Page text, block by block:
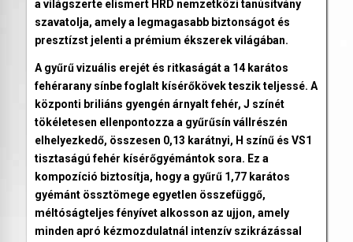
a világszerte elismert HRD nemzetközi tanúsítvány
szavatolja, amely a legmagasabb biztonságot és
presztízst jelenti a prémium ékszerek világában.
A gyűrű vizuális erejét és ritkaságát a 14 karátos
fehérarany sínbe foglalt kísérőkövek teszik teljessé. A
központi briliáns gyengén árnyalt fehér, J színét
tökéletesen ellenpontozza a gyűrűsín vállrészén
elhelyezkedő, összesen 0,13 karátnyi, H színű és VS1
tisztaságú fehér kísérőgyémántok sora. Ez a
kompozíció biztosítja, hogy a gyűrű 1,77 karátos
gyémánt össztömege egyetlen összefüggő,
méltóságteljes fényívet alkosson az ujjon, amely
minden apró kézmozdulatnál intenzív szikrázással